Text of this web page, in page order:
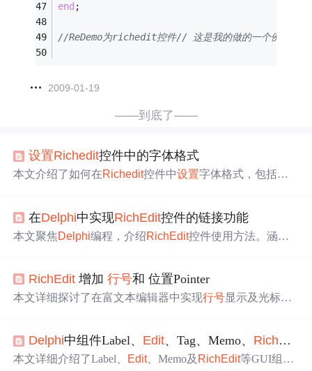
end ;
//ReDemo为richedit控件// 这是我的做的一个例子,希
2009-01-19
——到底了——
设置Richedit控件中的字体格式
本文介绍了如何在Richedit控件中设置字体格式，包括设
在Delphi中实现RichEdit控件的链接功能
本文聚焦Delphi编程，介绍RichEdit控件使用方法。涵盖
接与目标URL关联注册，以及鼠标悬停和点击事件处理，
增强用户交互体验。
RichEdit 增加行号和 位置Pointer
本文详细探讨了在富文本编辑器中实现行号显示及光标定
过程、使用兼容设备上下文和位图来提高性能，并修复了
行号消失的问题。
Delphi中组件Label、 Edit、Tag、Memo、 RichEdit
本文详细介绍了Label、 Edit、Memo及 RichEdit等GUI组件